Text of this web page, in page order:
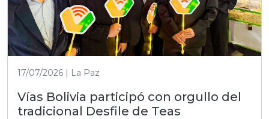
17/07/2026 | La Paz
Vías Bolivia participó con orgullo del
tradicional Desfile de Teas